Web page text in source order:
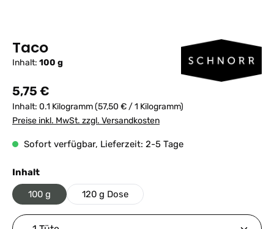
Taco
Inhalt: 100 g
Regulärer Preis:
5,75 €
Inhalt: 0.1 Kilogramm(57,50 € / 1 Kilogramm)
Preise inkl. MwSt. zzgl. Versandkosten
Sofort verfügbar, Lieferzeit: 2-5 Tage
Inhaltauswählen
100 g 120 g Dose
Produkt Anzahl: Gib den gewünschten Wert ein